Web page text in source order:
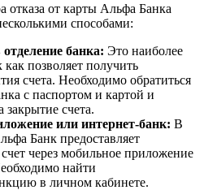
отказа от карты Альфа Банка
способами:
банка: Это наиболее
позволяет получить
счета. Необходимо обратиться
с паспортом и картой и
закрытие счета.
или интернет-банк: В
Банк предоставляет
через мобильное приложение
найти
в личном кабинете.